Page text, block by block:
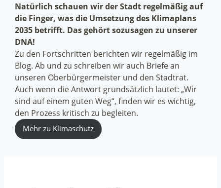
Natürlich schauen wir der Stadt regelmäßig auf
die Finger, was die Umsetzung des Klimaplans
2035 betrifft. Das gehört sozusagen zu unserer
DNA!
Zu den Fortschritten berichten wir regelmäßig im
Blog. Ab und zu schreiben wir auch Briefe an
unseren Oberbürgermeister und den Stadtrat.
Auch wenn die Antwort grundsätzlich lautet: „Wir
sind auf einem guten Weg“, finden wir es wichtig,
den Prozess kritisch zu begleiten.
Mehr zu Klimaschutz